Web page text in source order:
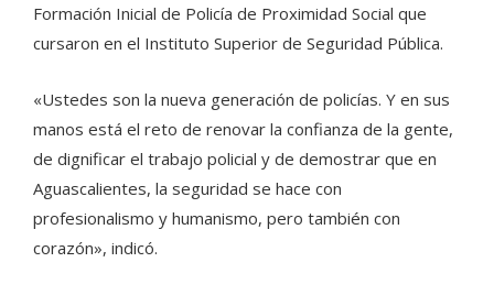
Formación Inicial de Policía de Proximidad Social que
cursaron en el Instituto Superior de Seguridad Pública.
«Ustedes son la nueva generación de policías. Y en sus
manos está el reto de renovar la confianza de la gente,
de dignificar el trabajo policial y de demostrar que en
Aguascalientes, la seguridad se hace con
profesionalismo y humanismo, pero también con
corazón», indicó.